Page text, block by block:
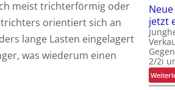
meist trichterförmig oder
orientiert sich an
lange Lasten eingelagert
was wiederum einen
i
l
i
c
r
j
t
i
jetzt
2/2i